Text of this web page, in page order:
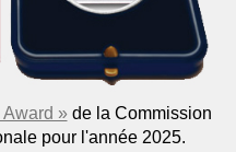
»de la Commission
pour l'année 2025.